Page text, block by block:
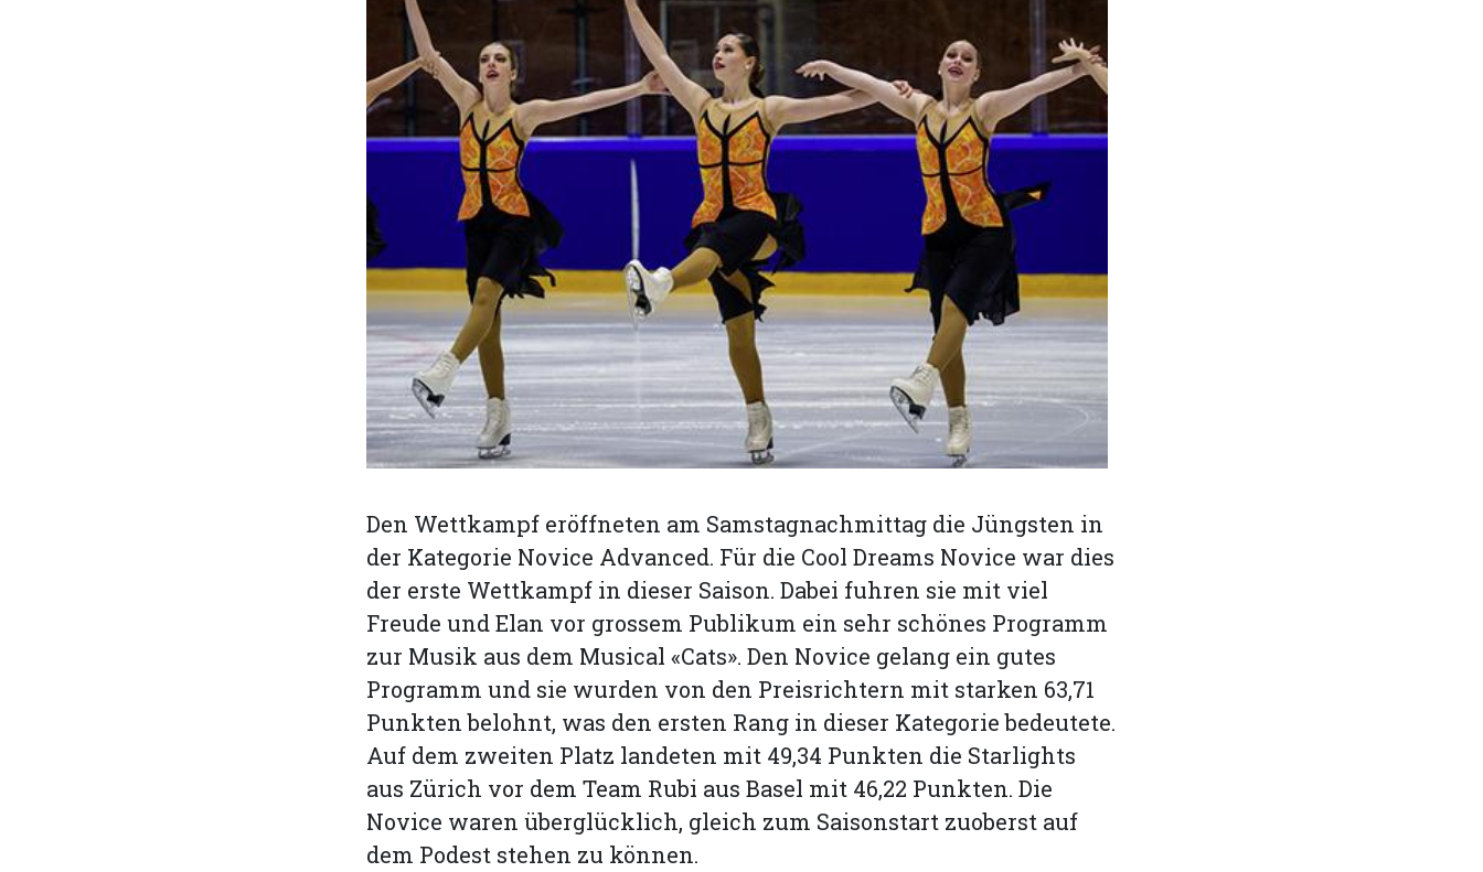
Den Wettkampf eröffneten am Samstagnachmittag die Jüngsten in
der Kategorie Novice Advanced. Für die Cool Dreams Novice war dies
der erste Wettkampf in dieser Saison. Dabei fuhren sie mit viel
Freude und Elan vor grossem Publikum ein sehr schönes Programm
zur Musik aus dem Musical «Cats». Den Novice gelang ein gutes
Programm und sie wurden von den Preisrichtern mit starken 63,71
Punkten belohnt, was den ersten Rang in dieser Kategorie bedeutete.
Auf dem zweiten Platz landeten mit 49,34 Punkten die Star­lights
aus Zürich vor dem Team Rubi aus Basel mit 46,22 Punkten. Die
Novice waren überglücklich, gleich zum Saisonstart zuoberst auf
dem Podest stehen zu können.